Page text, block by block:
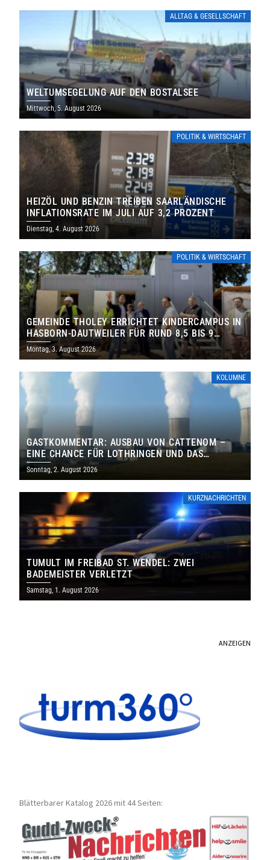
ALLTAG & GESELLSCHAFT
WELTUMSEGELUNG AUF DEN BOSTALSEE
Mittwoch, 5. August 2026
POLITIK & WIRTSCHAFT
HEIZÖL UND BENZIN TREIBEN SAARLÄNDISCHE
INFLATIONSRATE IM JULI AUF 3,2 PROZENT
Dienstag, 4. August 2026
POLITIK & WIRTSCHAFT
GEMEINDE THOLEY ERRICHTET KINDERCAMPUS IN
HASBORN-DAUTWEILER FÜR RUND 8,5 BIS 9
MILLIONEN EURO
Montag, 3. August 2026
KOLUMNE
GASTKOMMENTAR: AUSBAU VON CATTENOM –
EINE CHANCE FÜR LOTHRINGEN UND DAS
SAARLAND
Sonntag, 2. August 2026
KURZNACHRICHTEN
TUMULT IM FREIBAD ST. WENDEL: ZWEI
BADEMEISTER VERLETZT
Samstag, 1. August 2026
ANZEIGEN
Blätterbarer Katalog 2026 mit 44 Seiten: